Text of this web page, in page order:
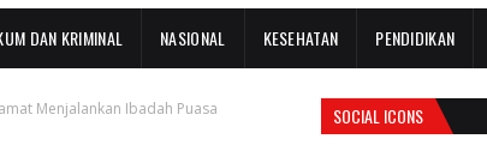
DAN KRIMINAL NASIONAL KESEHATAN PENDIDIKAN
Menjalankan Ibadah Puasa
SOCIAL ICONS